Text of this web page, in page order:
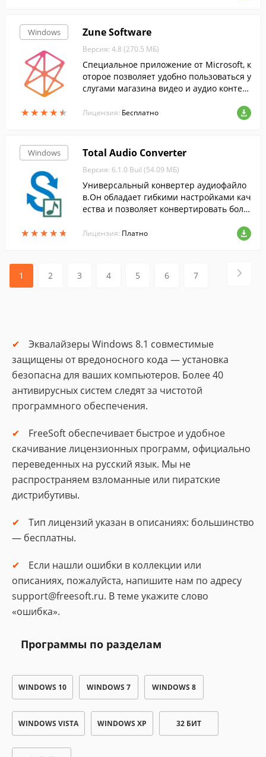
Windows
★★★★★
★★★★★
Zune Software
Версия: 4.8 (270.5 МБ)
Специальное приложение от Microsoft, к
оторое позволяет удобно пользоваться у
слугами магазина видео и аудио контен
екцию медиа между Windows Phone-уст
ройствами, компьютером и учетной зап
Лицензия: Бесплатно
Windows
★★★★★
★★★★★
Total Audio Converter
Версия: 6.1.0 Buil (54.09 МБ)
Универсальный конвертер аудиофайло
в.Он обладает гибкими настройками кач
ества и позволяет конвертировать боль
ме.
Лицензия: Платно
1 2 3 4 5 6 7
Эквалайзеры Windows 8.1 совместимые
защищены от вредоносного кода — установка
безопасна для ваших компьютеров. Более 40
антивирусных систем следят за чистотой
программного обеспечения.
FreeSoft обеспечивает быстрое и удобное
скачивание лицензионных программ, официально
переведенных на русский язык. Мы не
распространяем взломанные или пиратские
дистрибутивы.
Тип лицензий указан в описаниях: большинство
— бесплатны.
Если нашли ошибки в коллекции или
описаниях, пожалуйста, напишите нам по адресу
support@freesoft.ru. В теме укажите слово
«ошибка».
Программы по разделам
WINDOWS 10 WINDOWS 7 WINDOWS 8
WINDOWS VISTA WINDOWS XP 32 БИТ